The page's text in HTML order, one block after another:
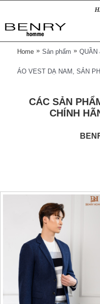
Home » Sản phẩm » QUẦN
ÁO VEST DẠ NAM, SẢN
CÁC SẢN
CHÍNH